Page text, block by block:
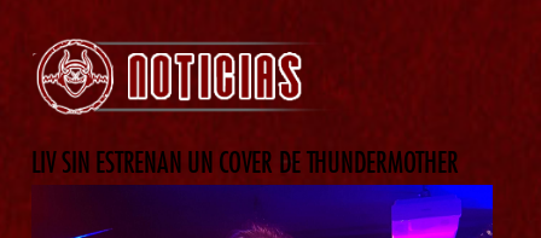
LIV SIN ESTRENAN UN COVER DE THUNDERMOTHER